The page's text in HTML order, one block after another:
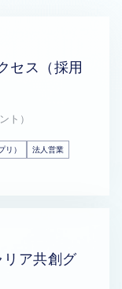
セス（採用
ト）
）
法人営業
ア共創グ